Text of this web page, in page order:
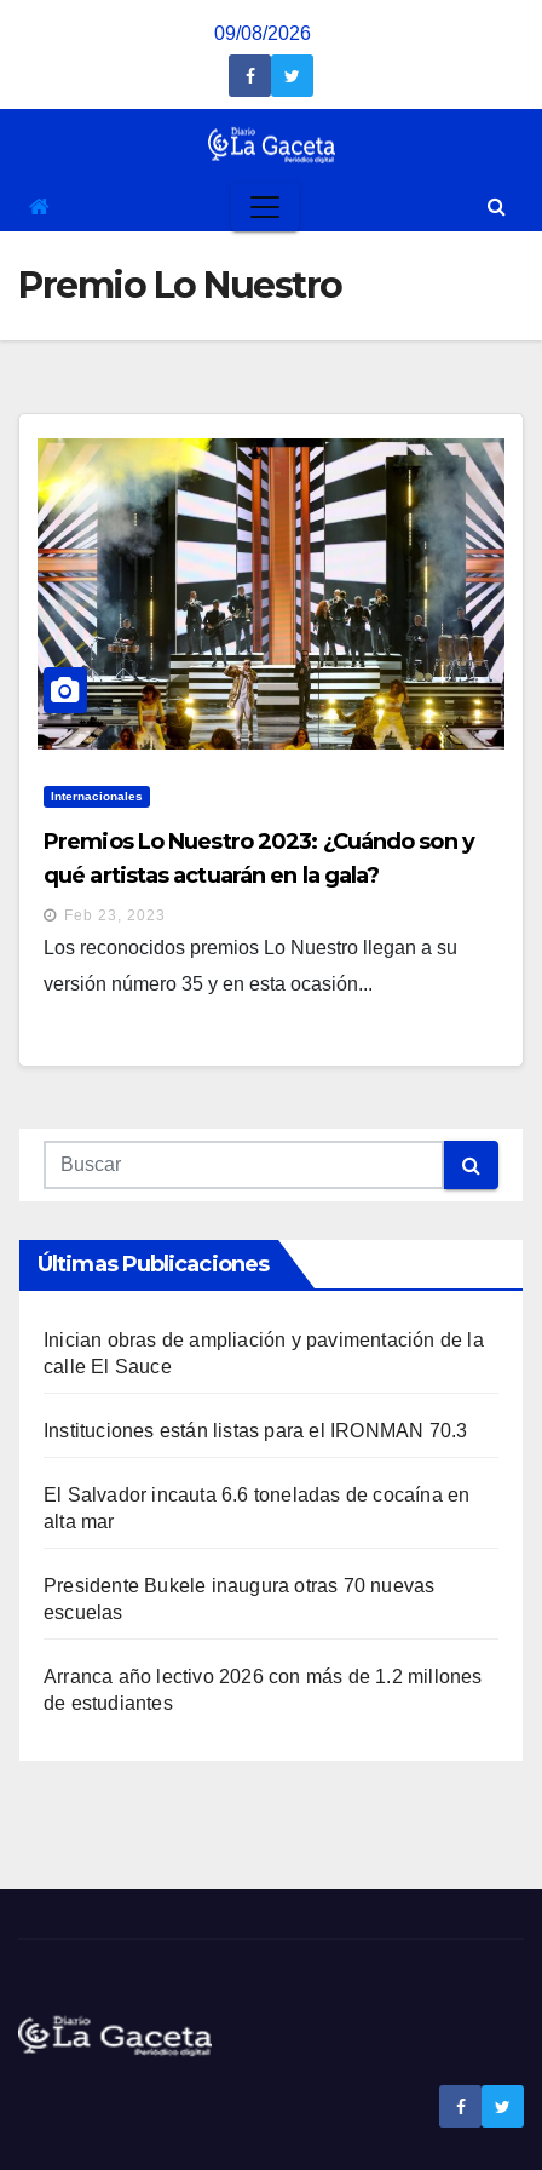
09/08/2026
Premio Lo Nuestro
Internacionales
Premios Lo Nuestro 2023: ¿Cuándo son y
qué artistas actuarán en la gala?
Feb 23, 2023
Los reconocidos premios Lo Nuestro llegan a su
versión número 35 y en esta ocasión...
Últimas Publicaciones
Inician obras de ampliación y pavimentación de la
calle El Sauce
Instituciones están listas para el IRONMAN 70.3
El Salvador incauta 6.6 toneladas de cocaína en
alta mar
Presidente Bukele inaugura otras 70 nuevas
escuelas
Arranca año lectivo 2026 con más de 1.2 millones
de estudiantes